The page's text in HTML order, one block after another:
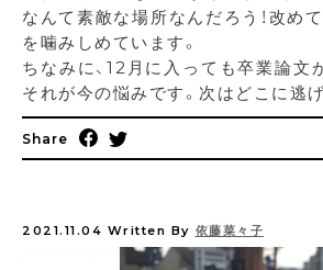
なんて素敵な場所なんだろう！改め
を噛みしめています。
ちなみに、12月に入っても卒業論文
それが今の悩みです。次はどこに逃げ
Share
2021.11.04 Written By 依藤菜々子